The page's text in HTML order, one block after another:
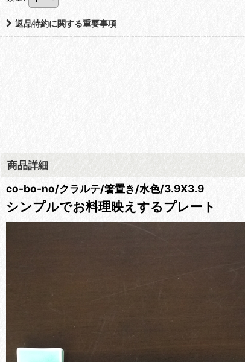
返品特約に関する重要事項
商品詳細
co-bo-no/クラルテ/箸置き/水色/3.9X3.9
シンプルでお料理映えするプレート